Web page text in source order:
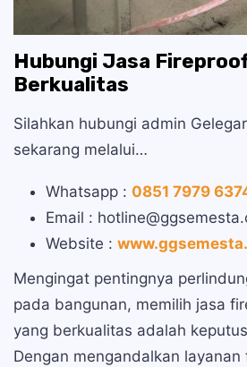
Hubungi Jasa
Berkualitas
Silahkan hubungi admin
sekarang melalui…
Whatsapp :0851 7979
Email :
Website :
Mengingat pentingnya
pada bangunan, memilih jasa
yang berkualitas adalah
Dengan mengandalkan